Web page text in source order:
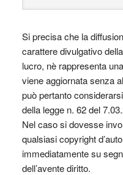
Si precisa che la
carattere divulgativo
lucro, nè rappresenta
viene aggiornata senza
può pertanto
della legge n. 62 del
Nel caso si dovesse
qualsiasi copyright
immediatamente su
dell’avente diritto.